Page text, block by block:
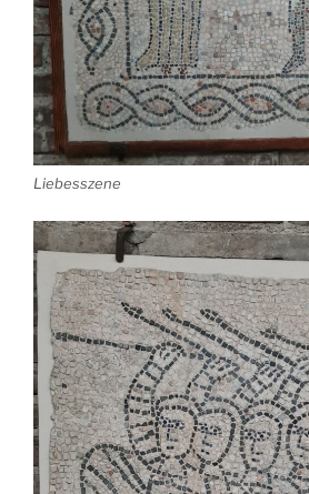
Liebesszene